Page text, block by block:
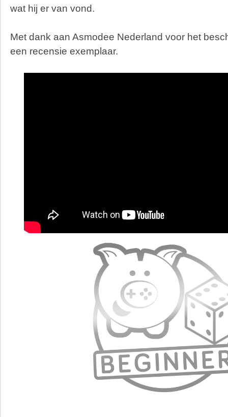
wat hij er van vond.
Met dank aan Asmodee Nederland voor het
een recensie exemplaar.